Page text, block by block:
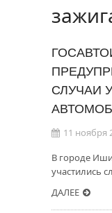
СЛУЧАИ
11 ноября
В городе
участились
ДАЛЕЕ